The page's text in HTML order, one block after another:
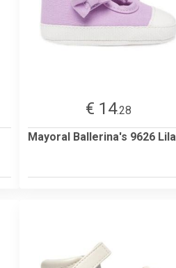
€ 14.28
Mayoral Ballerina's 9626 Lila